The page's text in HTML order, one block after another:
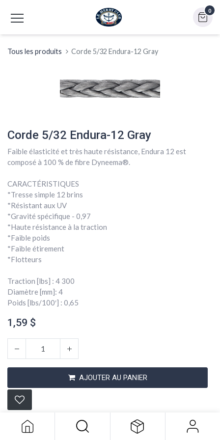
0
Tous les produits Corde 5/32 Endura-12 Gray
Corde 5/32 Endura-12 Gray
Faible élasticité et très haute résistance, Endura 12 est
composé à 100 % de fibre Dyneema®.
CARACTÉRISTIQUES
*Tresse simple 12 brins
*Résistant aux UV
*Gravité spécifique - 0,97
*Haute résistance à la traction
*Faible poids
*Faible étirement
*Flotteurs
Traction [lbs] : 4 300
Diamètre [mm]: 4
Poids [lbs/100′] : 0,65
1,59 $
AJOUTER AU PANIER
Conditions générales
Expédition : 2-3 jours ouvrables
Corde 5/32 Endura-12 Gray